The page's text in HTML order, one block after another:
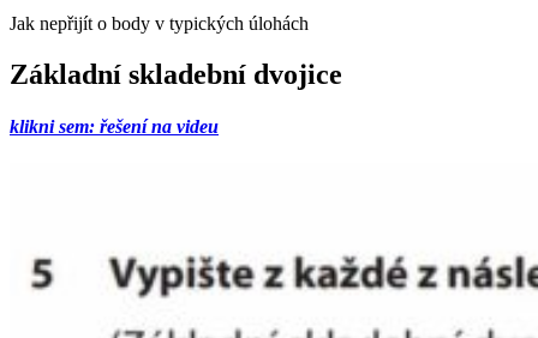
Jak nepřijít o body v typických úlohách
Základní skladební dvojice
klikni sem: řešení na videu